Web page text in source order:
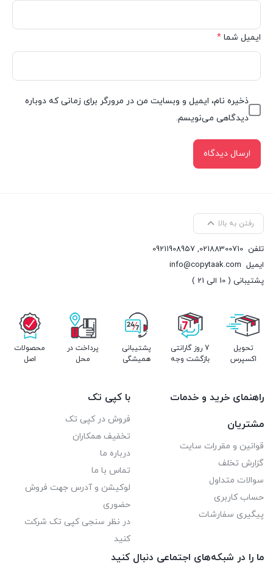
ایمیل شما *
ذخیره نام، ایمیل و وبسایت من در مرورگر برای زمانی که دوباره
دیدگاهی می‌نویسم.
رفتن به بالا
تلفن 02188300710
,
09211908957
ایمیل info@copytaak.com
پشتیبانی ( 10 الی 21 )
تحویل
اکسپرس
7 روز گارانتی
بازگشت وجه
پشتیبانی
همیشگی
پرداخت در
محل
محصولات
اصل
راهنمای خرید و خدمات
مشتریان
قوانین و مقررات سایت
گزارش تخلف
سوالات متداول
حساب کاربری
پیگیری سفارشات
با کپی تک
فروش در کپی تک
تخفیف همکاران
درباره ما
تماس با ما
لوکیشن و آدرس جهت فروش
حضوری
در نظر سنجی کپی تک شرکت
کنید
ما را در شبکه‌های اجتماعی دنبال کنید